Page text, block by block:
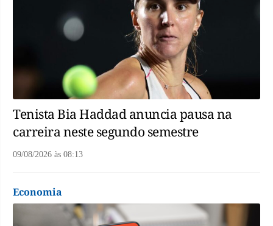
Tenista Bia Haddad anuncia pausa na
carreira neste segundo semestre
09/08/2026 às 08:13
Economia